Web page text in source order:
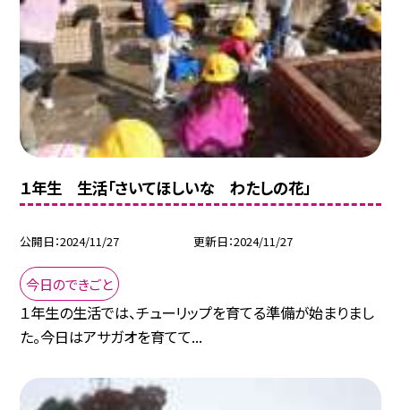
１年生 生活「さいてほしいな わたしの花」
公開日 2024/11/27 更新日 2024/11/27
今日のできごと
１年生の生活では、チューリップを育てる準備が始まりまし
た。今日はアサガオを育てて...